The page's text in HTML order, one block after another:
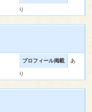
り
プロフィール掲載 あ
り